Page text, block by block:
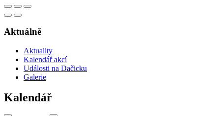
Aktuálně
Aktuality
Kalendář akcí
Události na Dačicku
Galerie
Kalendář